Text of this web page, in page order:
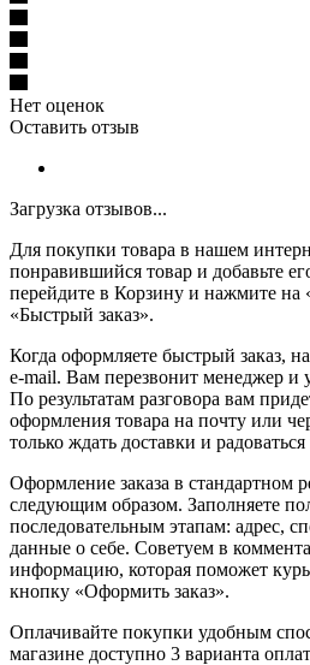
Нет оценок
Оставить отзыв
Загрузка отзывов...
Для покупки товара в нашем
понравившийся товар и добавьте
перейдите в Корзину и нажмите на
«Быстрый заказ».
Когда оформляете быстрый заказ,
e-mail. Вам перезвонит менеджер и
По результатам разговора вам
оформления товара на почту или
только ждать доставки и
Оформление заказа в стандартном
следующим образом. Заполняете
последовательным этапам: адрес,
данные о себе. Советуем в
информацию, которая поможет
кнопку «Оформить заказ».
Оплачивайте покупки удобным
магазине доступно 3 варианта